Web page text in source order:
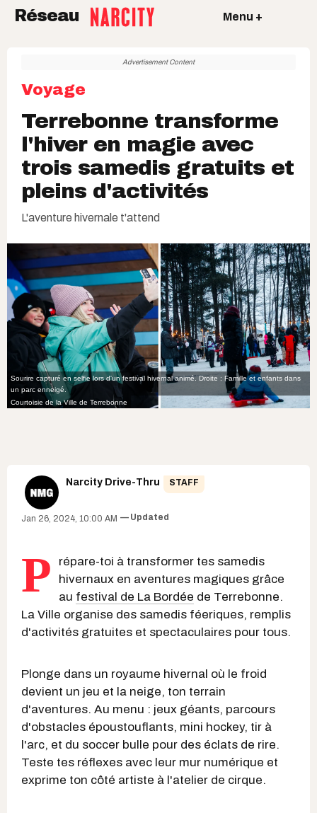
Réseau Menu +
Advertisement Content
Voyage
Terrebonne transforme
l'hiver en magie avec
trois samedis gratuits et
pleins d'activités
L'aventure hivernale t'attend
Sourire capturé en selfie lors d'un festival hivernal animé. Droite : Famille et enfants dans
un parc enneigé.
Courtoisie de laVille de Terrebonne
Narcity Drive-Thru STAFF
Jan 26, 2024, 10:00 AM Updated
P
répare-toi à transformer tes samedis
hivernaux en aventures magiques grâce
au festival de La Bordée de Terrebonne.
La Ville organise des samedis féeriques, remplis
d'activités gratuites et spectaculaires pour tous.
Plonge dans un royaume hivernal où le froid
devient un jeu et la neige, ton terrain
d'aventures. Au menu : jeux géants, parcours
d'obstacles époustouflants, mini hockey, tir à
l'arc, et du soccer bulle pour des éclats de rire.
Teste tes réflexes avec leur mur numérique et
exprime ton côté artiste à l'atelier de cirque.